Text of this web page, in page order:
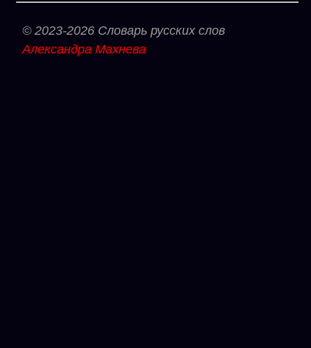
© 2023-2026 Словарь русских слов
Александра Махнева